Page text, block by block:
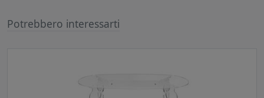
Potrebbero interessarti